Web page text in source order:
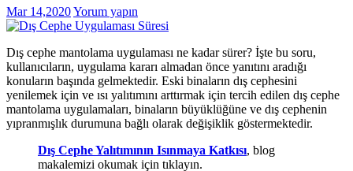
Mar 14,2020Yorum yapın
Dış cephe mantolama uygulaması ne kadar sürer? İşte bu soru,
kullanıcıların, uygulama kararı almadan önce yanıtını aradığı
konuların başında gelmektedir. Eski binaların dış cephesini
yenilemek için ve ısı yalıtımını arttırmak için tercih edilen dış cephe
mantolama uygulamaları, binaların büyüklüğüne ve dış cephenin
yıpranmışlık durumuna bağlı olarak değişiklik göstermektedir.
Dış Cephe Yalıtımının Isınmaya Katkısı, blog
makalemizi okumak için tıklayın.